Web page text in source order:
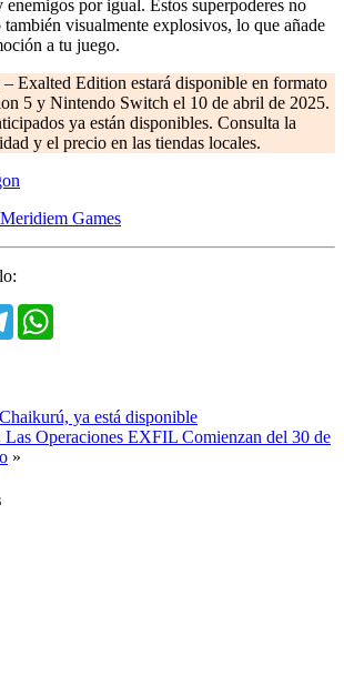
enemigos por igual. Estos superpoderes no
visualmente explosivos, lo que añade
a tu juego.
Exalted Edition estará disponible en formato
5 y Nintendo Switch el 10 de abril de 2025.
ya están disponibles. Consulta la
y el precio en las tiendas locales.
Meridiem Games
Telegram
ya está disponible
Operaciones EXFIL Comienzan del 30 de
»